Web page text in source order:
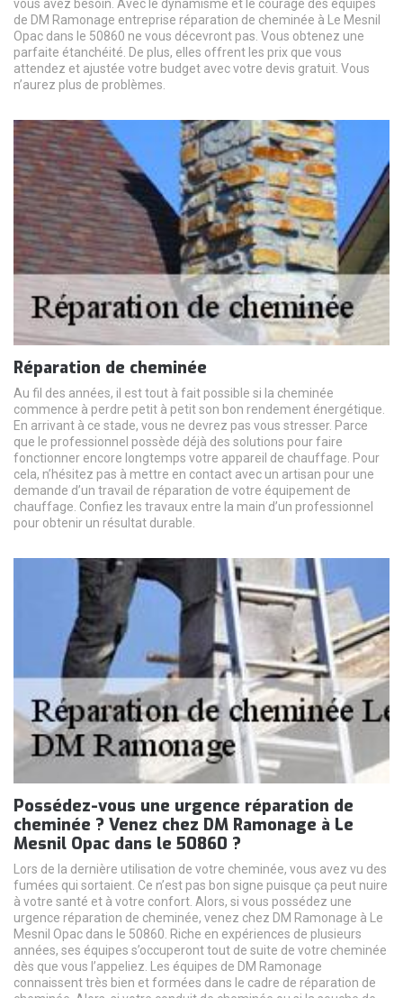
vous avez besoin. Avec le dynamisme et le courage des équipes
de DM Ramonage entreprise réparation de cheminée à Le Mesnil
Opac dans le 50860 ne vous décevront pas. Vous obtenez une
parfaite étanchéité. De plus, elles offrent les prix que vous
attendez et ajustée votre budget avec votre devis gratuit. Vous
n’aurez plus de problèmes.
Réparation de cheminée
Au fil des années, il est tout à fait possible si la cheminée
commence à perdre petit à petit son bon rendement énergétique.
En arrivant à ce stade, vous ne devrez pas vous stresser. Parce
que le professionnel possède déjà des solutions pour faire
fonctionner encore longtemps votre appareil de chauffage. Pour
cela, n’hésitez pas à mettre en contact avec un artisan pour une
demande d’un travail de réparation de votre équipement de
chauffage. Confiez les travaux entre la main d’un professionnel
pour obtenir un résultat durable.
Possédez-vous une urgence réparation de
cheminée ? Venez chez DM Ramonage à Le
Mesnil Opac dans le 50860 ?
Lors de la dernière utilisation de votre cheminée, vous avez vu des
fumées qui sortaient. Ce n’est pas bon signe puisque ça peut nuire
à votre santé et à votre confort. Alors, si vous possédez une
urgence réparation de cheminée, venez chez DM Ramonage à Le
Mesnil Opac dans le 50860. Riche en expériences de plusieurs
années, ses équipes s’occuperont tout de suite de votre cheminée
dès que vous l’appeliez. Les équipes de DM Ramonage
connaissent très bien et formées dans le cadre de réparation de